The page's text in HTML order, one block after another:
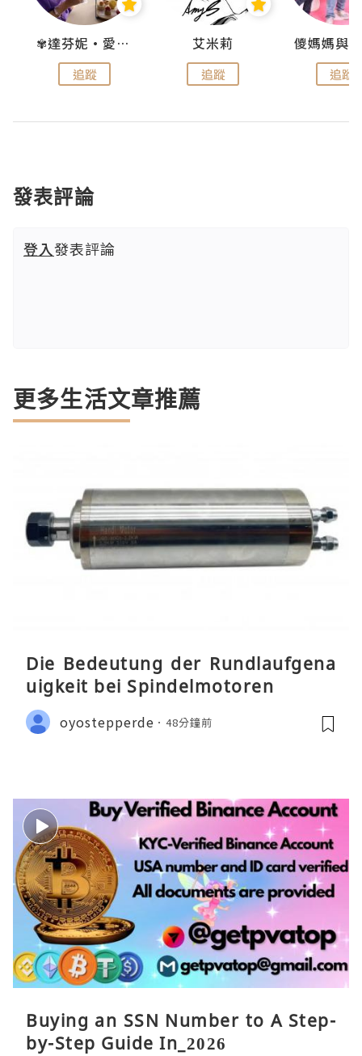
✾達芬妮•愛孩子•愛生活✾
追蹤
艾米莉
追蹤 追蹤
發表評論
登入發表評論
更多生活文章推薦
Die Bedeutung der Rundlaufgena
uigkeit bei Spindelmotoren
oyostepperde 48分鐘前
Buying an SSN Number to A Step-
by-Step Guide In_2026